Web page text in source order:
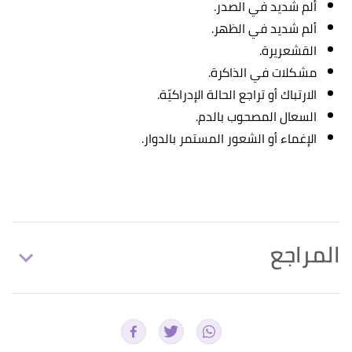
ألم شديد في الصدر.
ألم شديد في الظهر.
القشعريرة.
مشكلات في الذاكرة.
الارتباك أو تراجع الحالة الإدراكيّة.
السعال المصحوب بالدم.
الإغماء أو الشعور المستمر بالدوار.
المراجع
Rare?",NIH , Retrieved 26/7/2021. Edited.